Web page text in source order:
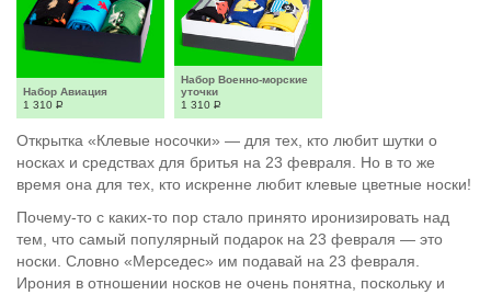
Набор Авиация
1 310 Р
Набор Военно-морские
уточки
1 310 Р
Открытка «Клевые носочки» — для тех, кто любит шутки о
носках и средствах для бритья на 23 февраля. Но в то же
время она для тех, кто искренне любит клевые цветные носки!
Почему-то с каких-то пор стало принято иронизировать над
тем, что самый популярный подарок на 23 февраля — это
носки. Словно «Мерседес» им подавай на 23 февраля.
Ирония в отношении носков не очень понятна, поскольку и